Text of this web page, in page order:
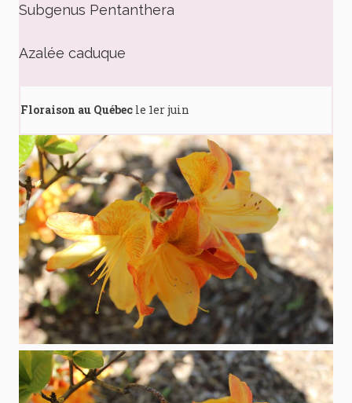
Subgenus Pentanthera
Azalée caduque
Floraison au Québec le 1er juin